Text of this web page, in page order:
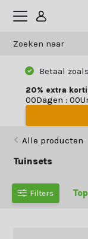
Betaal
20% extra
00Dagen : 00
Alle producten
Tuinsets
Filters